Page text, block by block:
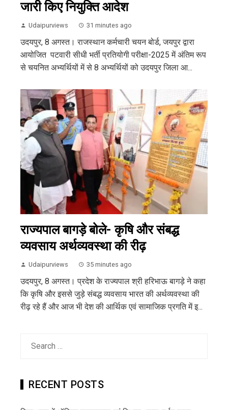
जारी किए नियुक्ति आदेश
Udaipurviews 31 minutes ago
उदयपुर, 8 अगस्त। राजस्थान कर्मचारी चयन बोर्ड, जयपुर द्वारा
आयोजित पटवारी सीधी भर्ती प्रतियोगी परीक्षा-2025 में अंतिम रूप
से चयनित अभ्यर्थियों में से 8 अभ्यर्थियों को उदयपुर जिला आ...
राज्यपाल बागड़े बोले- कृषि और संबद्ध
व्यवसाय अर्थव्यवस्था की रीढ़
Udaipurviews 35 minutes ago
उदयपुर, 8 अगस्त। प्रदेश के राज्यपाल श्री हरिभाऊ बागड़े ने कहा
कि कृषि और इससे जुड़े संबद्ध व्यवसाय भारत की अर्थव्यवस्था की
रीढ़ रहे हैं और आज भी देश की आर्थिक एवं सामाजिक प्रगति में इ...
RECENT POSTS